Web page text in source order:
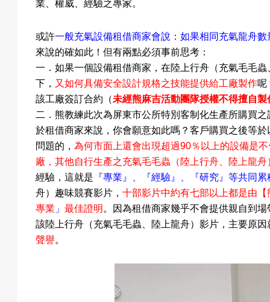
業、權威、經驗之專家。
或許一般充氣設備租借商家會說：如果相同 充氣龍舟數
來說的確如此！但有兩點必須事前思考：
一．如果一個設備租借商家，在陸上行舟（充氣毛毛
下， 又如何具備安全設計規格之技能提供給工廠製作呢
該工廠簽訂合約（未經熊麻吉活動團隊授權不得擅自製
二 ．熊教練此次為屏東市公所特別客制化生產所購買
於租借商家來說，你會願意如此嗎？客戶購買之後等
問題的，為何市面上還會出現超過90％以上的設備是
廠，其他自行生產之充氣毛毛蟲（陸上行舟 、陸上龍舟
經驗，這就是 『專業』、 『經驗』、
『研究』等共同
舟）趣味競賽影片，十部影片中約有七部以上都是由
專業 」最佳證明 。因為租借商家幾乎不會提供親自到
該陸上行舟（充氣毛毛蟲、陸上龍舟）影片，主要原因
聲譽。